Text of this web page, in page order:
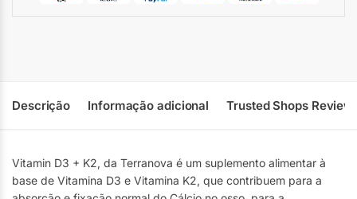
Descrição Informação adicional Trusted Shops
Vitamin D3 + K2, da Terranova é um suplemento alimentar à
base de Vitamina D3 e Vitamina K2, que contribuem para a